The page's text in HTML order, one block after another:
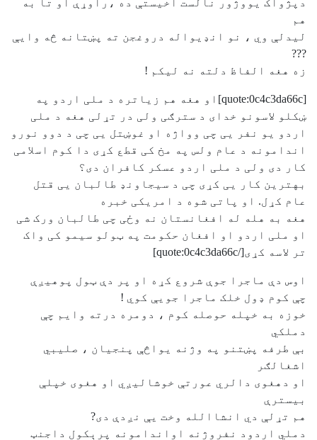
هم
ليدلې وي ، نو انډيواله دروغجن ته پښتانه څه وايې
???
زه هغه الفاظ دلته نه ليکم !
[quote:0c4c3da66c]او هغه هم زیاتره د ملی اردو په
ښکلو لاسونو خدای د سترګی ولی در تړلی هغه د ملی
اردو یو نفر یی چی وواژه او غوښتل یی چی د دوو نورو
اندامونه د عام ولس په مخ کی قطع کړی دا کوم اسلامی
کار دی ولی د ملی اردو عسکر کافران دی؟
بهترین کار یی کړی چی د سیجاونډ طالبان یی قتل
عام کړل. او پاتی شوه د امریکی خبره
هغه به هله له افغانستان نه وځی چی طالبان ورک شی
او ملی اردو او افغان حکومت په ټولو سیمو کی واک
تر لاسه کړی[/quote:0c4c3da66c]
اوس دې ماجرا جوې شروع کړه او پر دې ټول پوهيږې
چې کوم ډول خلک ماجرا جويې کوي !
خوزه به خپله حوصله کوم ، دومره درته وايم چې
دملکي
بې طرفه پښتنو په وژنه يواڅې پنجيان ، صليبي
اشغالګر
او دهغوی دالري عورتې خوشاليږي او هغوی خپلې
بيسترې
هم تړلې دي انشاالله وخت يې نږدې دی?
دملي اردود نفروژنه اواندامونه پرېکول داجنټ